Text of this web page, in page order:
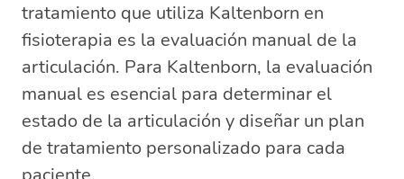
tratamiento que utiliza Kaltenborn en
fisioterapia es la evaluación manual de la
articulación. Para Kaltenborn, la evaluación
manual es esencial para determinar el
estado de la articulación y diseñar un plan
de tratamiento personalizado para cada